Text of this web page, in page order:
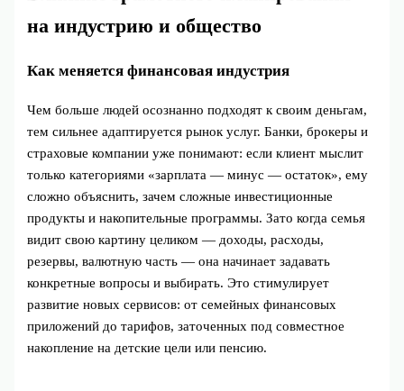
на индустрию и общество
Как меняется финансовая индустрия
Чем больше людей осознанно подходят к своим деньгам,
тем сильнее адаптируется рынок услуг. Банки, брокеры и
страховые компании уже понимают: если клиент мыслит
только категориями «зарплата — минус — остаток», ему
сложно объяснить, зачем сложные инвестиционные
продукты и накопительные программы. Зато когда семья
видит свою картину целиком — доходы, расходы,
резервы, валютную часть — она начинает задавать
конкретные вопросы и выбирать. Это стимулирует
развитие новых сервисов: от семейных финансовых
приложений до тарифов, заточенных под совместное
накопление на детские цели или пенсию.